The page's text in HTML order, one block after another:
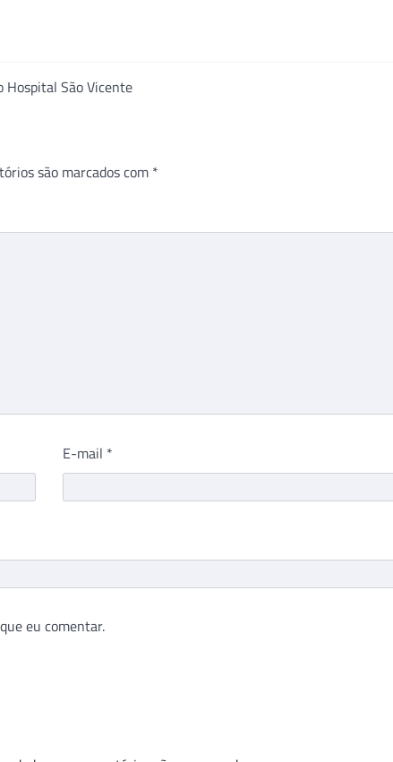
Hospital São Vicente
são marcados com *
E-mail *
eu comentar.